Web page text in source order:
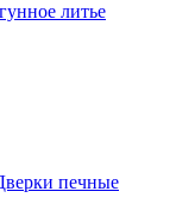
литье
печные